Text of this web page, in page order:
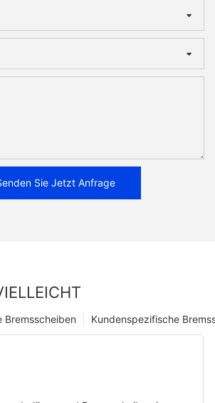
Sie Jetzt Anfrage
Kundenspezifische
Bremsscheiben